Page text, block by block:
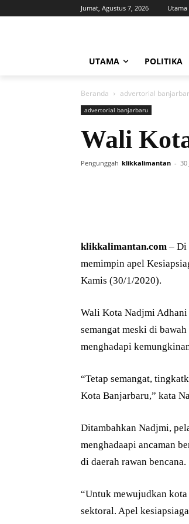
Jumat, Agustus 7, 2026 Utama
UTAMA POLITIKA
Beranda advertorial
advertorial banjarbaru
Wali
Pengunggah klikkalimantan - 30
klikkalimantan.com – Di
memimpin apel
Kamis (30/1/2020).
Wali Kota Nadjmi Adhani
semangat meski di
menghadapi
“Tetap semangat,
Kota Banjarbaru,” kata
Ditambahkan Nadjmi,
menghadaapi ancaman
di daerah rawan bencana.
“Untuk mewujudkan
sektoral. Apel